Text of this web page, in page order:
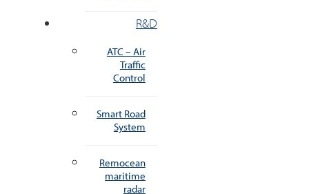
R&D
ATC – Air
Traffic
Control
Smart Road
System
Remocean
maritime
radar